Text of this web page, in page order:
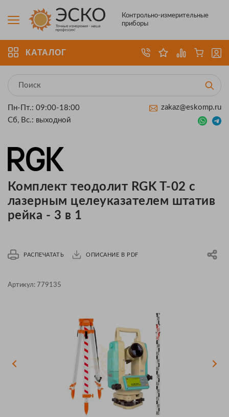
Контрольно-измерительные
приборы
КАТАЛОГ
Пн-Пт.: 09:00-18:00
Сб, Вс.: выходной
zakaz@eskomp.ru
Комплект теодолит RGK T-02 с
лазерным целеуказателем штатив
рейка - 3 в 1
РАСПЕЧАТАТЬ ОПИСАНИЕ В PDF
Артикул: 779135